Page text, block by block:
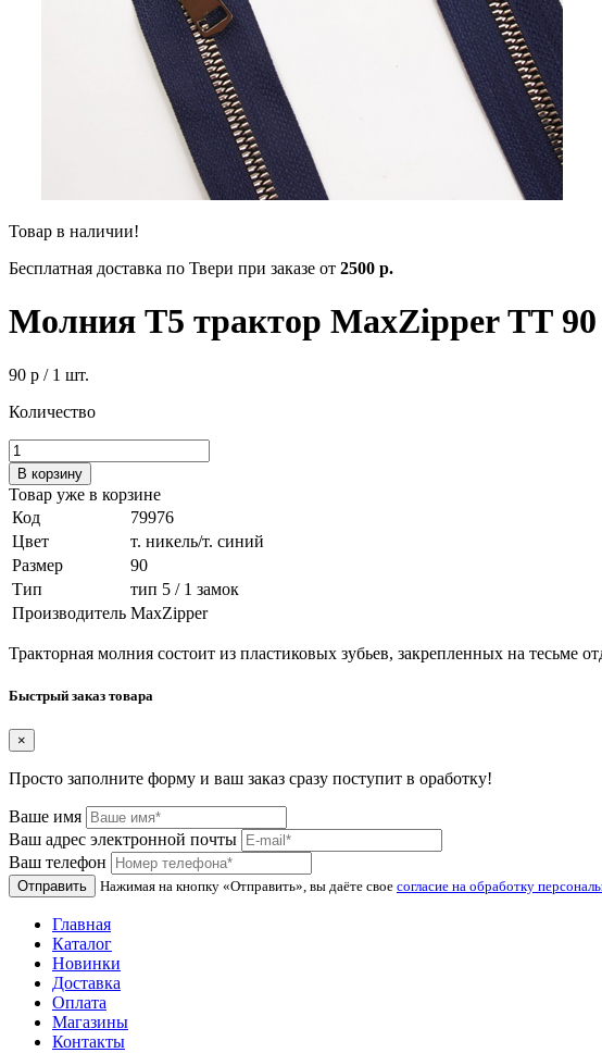
Товар в наличии!
Бесплатная доставка по Твери при заказе от 2500 р.
Молния Т5 трактор MaxZipper ТТ 90
90 р / 1 шт.
Количество
В корзину
Товар уже в корзине
Код
79976
Цвет
т. никель/т. синий
Размер
90
Тип
тип 5 / 1 замок
Производитель MaxZipper
Тракторная молния состоит из пластиковых зубьев, закрепленных на тесьме
Быстрый заказ товара
×
Просто заполните форму и ваш заказ сразу поступит в оработку!
Ваше имя
Ваш адрес электронной почты
Ваш телефон
Отправить Нажимая на кнопку «Отправить», вы даёте свое согласие на обработку
Главная
Каталог
Новинки
Доставка
Оплата
Магазины
Контакты